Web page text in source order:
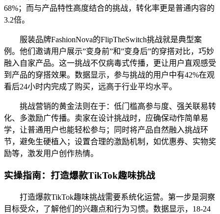
68%；而与产品特性高度结合的挑战，转化率更是普通内容的
3.2倍。
服装品牌FashionNova的FlipTheSwitch挑战就是典型案
例。他们邀请用户展示”变身前”和”变身后”的穿搭对比，巧妙
融入自家产品。这一挑战不仅病毒式传播，更让用户直观感受
到产品的穿搭效果。数据显示，参与挑战的用户中有42%在观
看后24小时内完成了购买，远高于行业平均水平。
挑战营销的黄金法则在于：低门槛高参与度、强关联易转
化、多激励广传播。卖家在设计挑战时，应确保动作简单易
学，让普通用户也能轻松参与；同时将产品自然融入挑战环
节，避免生硬植入；设置合理的激励机制，如优惠券、实物奖
励等，激发用户创作热情。
实操指南：打造爆款TikTok趣味挑战
打造爆款TikTok趣味挑战需要系统化运营。第一步是洞察
目标受众，了解他们的兴趣点和行为习惯。数据显示，18-24